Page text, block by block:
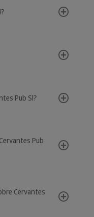
Pub Sl?
Pub
Cervantes